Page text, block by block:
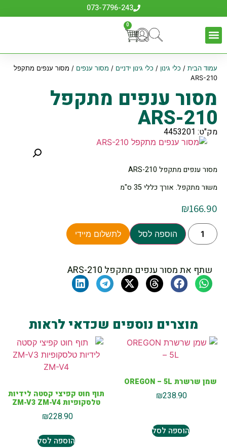
073-7796-243
0
עמוד הבית/ כלי גינון / כלי גינון ידניים / מסור ענפים / מסור ענפים מתקפל
ARS-210
מסור ענפים מתקפל
ARS-210
מק"ט: 4453201
מסור ענפים מתקפל ARS-210
משור מתקפל. אורך כללי 35 ס"מ
₪166.90
הוספה לסל לתשלום מיידי
שתף את מסור ענפים מתקפל ARS-210
מוצרים נוספים שכדאי לראות
שמן שרשרת OREGON – 5L
₪238.90
הוספה לסל
תוף חוט קפיצי קסטה לידיות
טלסקופיות ZM-V3 ZM-V4
₪228.90
הוספה לסל